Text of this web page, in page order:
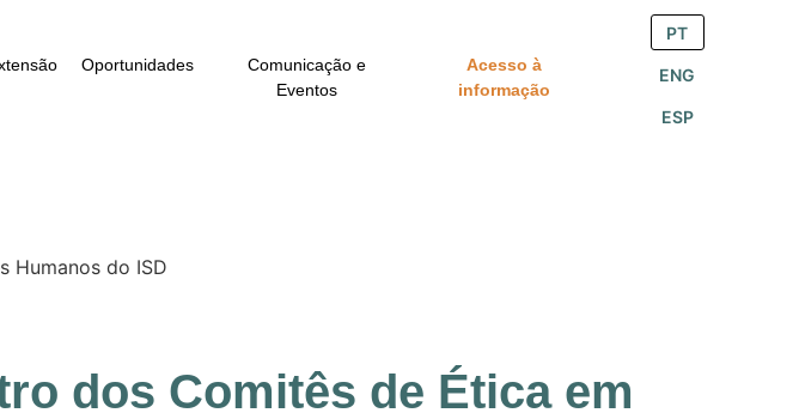
Oportunidades
Comunicação e
Eventos
Acesso à
informação
PT
ENG
ESP
Humanos do ISD
dos Comitês de Ética em